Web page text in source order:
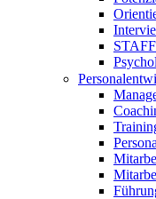
STAFF